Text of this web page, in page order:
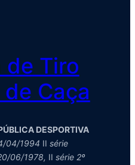
de Tiro
Caça
DESPORTIVA
04/1994 II série
06/1978, II série 2º